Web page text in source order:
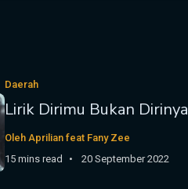
Daerah
Lirik Dirimu Bukan Dirinya
Oleh Aprilian feat Fany Zee
15 mins read
20 September 2022